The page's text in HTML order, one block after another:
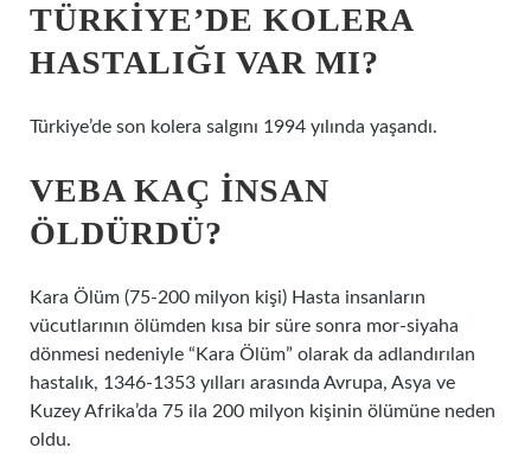
TÜRKIYE’DE KOLERA
HASTALIĞI VAR MI?
Türkiye’de son kolera salgını 1994 yılında yaşandı.
VEBA KAÇ INSAN
ÖLDÜRDÜ?
Kara Ölüm (75-200 milyon kişi) Hasta insanların
vücutlarının ölümden kısa bir süre sonra mor-siyaha
dönmesi nedeniyle “Kara Ölüm” olarak da adlandırılan
hastalık, 1346-1353 yılları arasında Avrupa, Asya ve
Kuzey Afrika’da 75 ila 200 milyon kişinin ölümüne neden
oldu.